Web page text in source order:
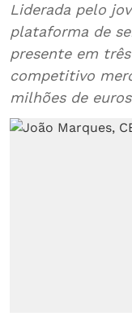
Liderada pelo
plataforma de
presente em
competitivo
milhões de